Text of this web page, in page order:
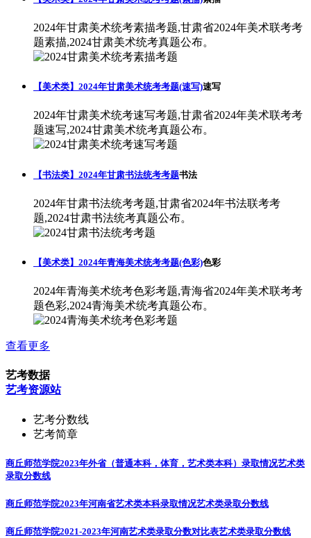
2024年甘肃美术统考素描考题,甘肃省2024年美术联考考
题素描,2024甘肃美术统考真题公布。
【美术类】2024年甘肃美术统考考题(速写)速写
2024年甘肃美术统考速写考题,甘肃省2024年美术联考考
题速写,2024甘肃美术统考真题公布。
【书法类】2024年甘肃书法统考考题书法
2024年甘肃书法统考考题,甘肃省2024年书法联考考
题,2024甘肃书法统考真题公布。
【美术类】2024年青海美术统考考题(色彩)色彩
2024年青海美术统考色彩考题,青海省2024年美术联考考
题色彩,2024青海美术统考真题公布。
查看更多
艺考数据
艺考资源站
艺考分数线
艺考简章
商丘师范学院2023年外省（普通本科，体育，艺术类本科）录取情况艺术类
录取分数线
商丘师范学院2023年河南省艺术类本科录取情况艺术类录取分数线
商丘师范学院2021-2023年河南艺术类录取分数对比表艺术类录取分数线